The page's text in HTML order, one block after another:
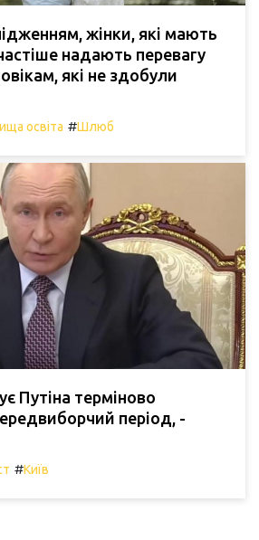
жінки, які мають
надають перевагу
які не здобули
освіта #Шлюб
Путіна терміново
період, -
#Київ